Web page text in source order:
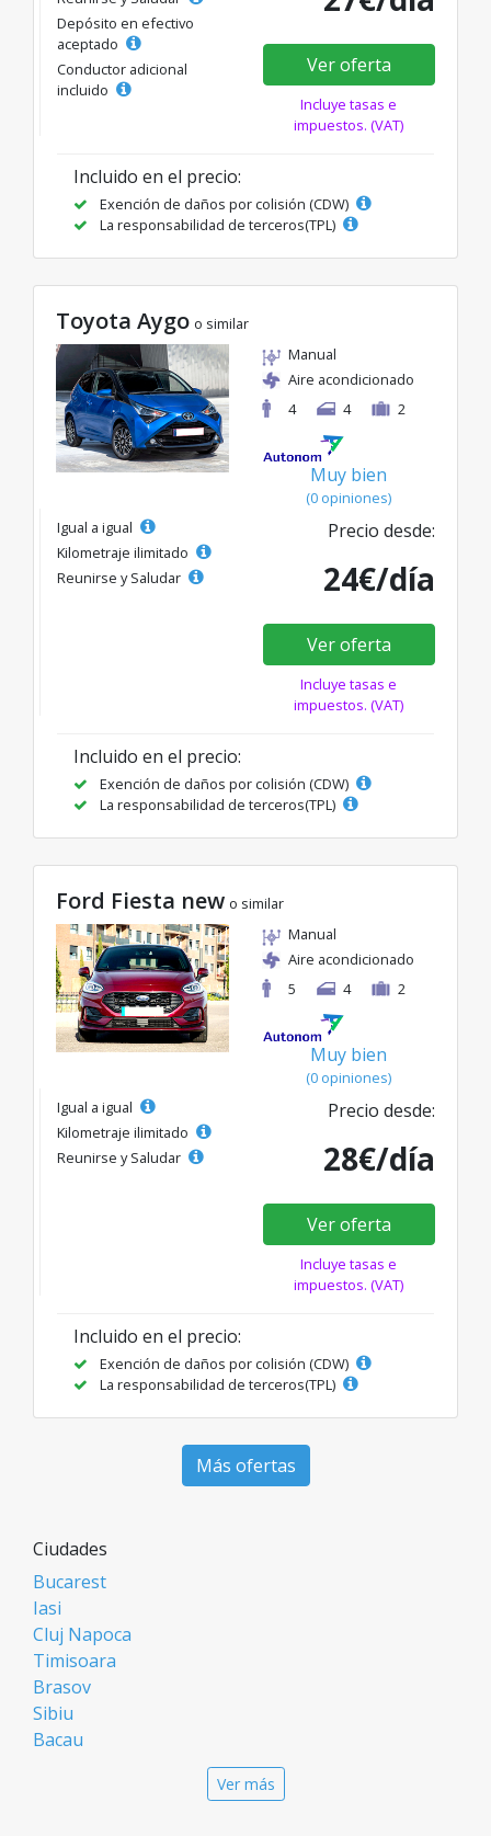
Depósito en efectivo
aceptado
Conductor adicional
incluido
Ver oferta
Incluye tasas e
impuestos. (VAT)
Incluido en el precio:
Exención de daños por colisión (CDW)
La responsabilidad de terceros(TPL)
Toyota Aygo o similar
Manual
Aire acondicionado
4
4 2
Muy bien
(0 opiniones)
Igual a igual
Kilometraje ilimitado
Reunirse y Saludar
Precio desde:
24€/día
Ver oferta
Incluye tasas e
impuestos. (VAT)
Incluido en el precio:
Exención de daños por colisión (CDW)
La responsabilidad de terceros(TPL)
Ford Fiesta new o similar
Manual
Aire acondicionado
5
4 2
Muy bien
(0 opiniones)
Igual a igual
Kilometraje ilimitado
Reunirse y Saludar
Precio desde:
28€/día
Ver oferta
Incluye tasas e
impuestos. (VAT)
Incluido en el precio:
Exención de daños por colisión (CDW)
La responsabilidad de terceros(TPL)
Más ofertas
Ciudades
Bucarest
Iasi
Cluj Napoca
Timisoara
Brasov
Sibiu
Bacau
Ver más